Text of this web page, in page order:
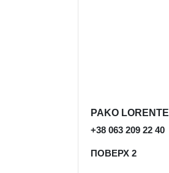
PAKO LORENTE
+38 063 209 22 40
ПОВЕРХ 2